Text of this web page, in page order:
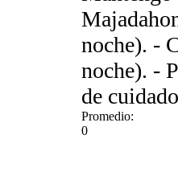
noche). -
noche). -
de
Promedio:
0